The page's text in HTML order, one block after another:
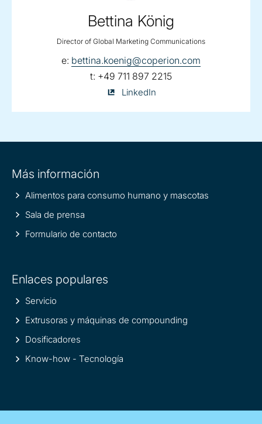
Bettina König
Director of Global Marketing Communications
e: email:
bettina.koenig@coperion.com
t: telephone:
+49 711 897 2215
Bettina
on
LinkedIn
information
Más información
Alimentos para consumo humano y mascotas
Sala de prensa
Formulario de contacto
Enlaces populares
Servicio
Extrusoras y máquinas de compounding
Dosificadores
Know-how - Tecnología